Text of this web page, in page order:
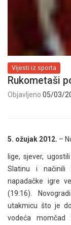
Vijesti iz sporta
Rukometaši
Objavljeno 05/03/
5. ožujak 2012. –
lige, sjever,
Slatinu i načinili
napadačke igre
(19:16).
utakmicu što je
vodeća momčad